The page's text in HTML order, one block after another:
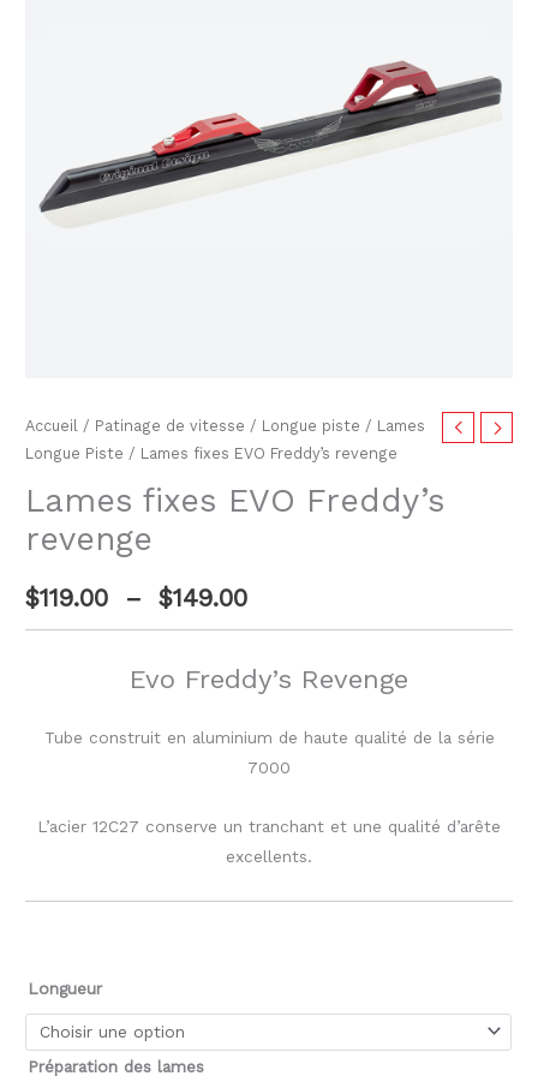
Accueil / Patinage de vitesse / Longue piste / Lames
Longue Piste / Lames fixes EVO Freddy’s revenge
Lames fixes EVO Freddy’s
revenge
$119.00 – $149.00
$149.00
Evo Freddy’s Revenge
Tube construit en aluminium de haute qualité de la série
7000
L’acier 12C27 conserve un tranchant et une qualité d’arête
excellents.
Longueur
Préparation des lames